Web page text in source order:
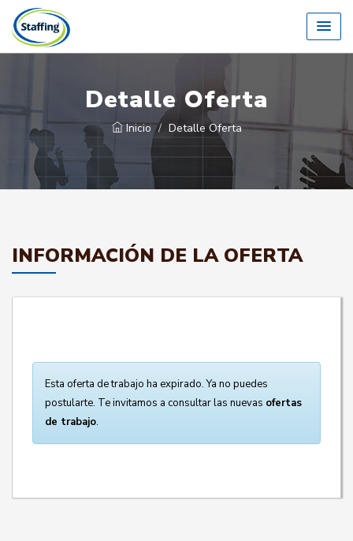
Detalle Oferta
Inicio Detalle Oferta
INFORMACIÓN DE LA OFERTA
Esta oferta de trabajo ha expirado. Ya no puedes
postularte. Te invitamos a consultar las nuevas ofertas
de trabajo.